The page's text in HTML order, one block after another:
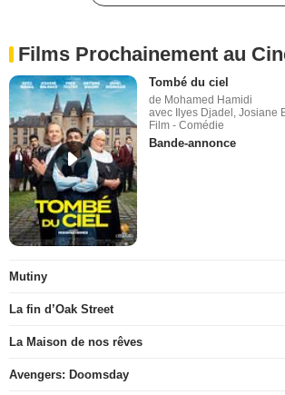
Films Prochainement au
Tombé du ciel
de Mohamed Hamidi
avec Ilyes Djadel, Josiane
Film - Comédie
Bande-annonce
Mutiny
La fin d’Oak Street
La Maison de nos rêves
Avengers: Doomsday